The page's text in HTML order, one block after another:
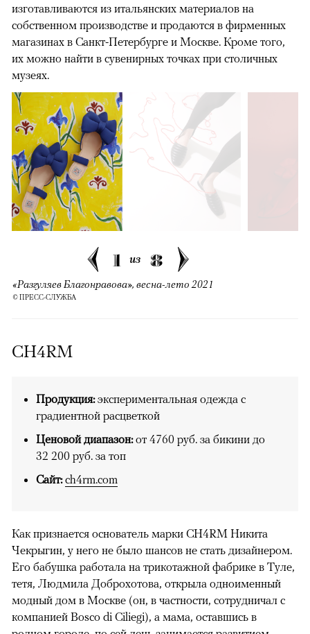
изготавливаются из итальянских материалов на
собственном производстве и продаются в фирменных
магазинах в Санкт-Петербурге и Москве. Кроме того,
их можно найти в сувенирных точках при столичных
музеях.
1 из 8
«Разгуляев Благонравова», весна-лето 2021
© ПРЕСС-СЛУЖБА
CH4RM
Продукция:экспериментальная одежда с
градиентной расцветкой
Ценовой диапазон:от 4760 руб. за бикини до
32 200 руб. за топ
Сайт:ch4rm.com
Как признается основатель марки CH4RM Никита
Чекрыгин, у него не было шансов не стать дизайнером.
Его бабушка работала на трикотажной фабрике в Туле,
тетя, Людмила Доброхотова, открыла одноименный
модный дом в Москве (он, в частности, сотрудничал с
компанией Bosco di Ciliegi), а мама, оставшись в